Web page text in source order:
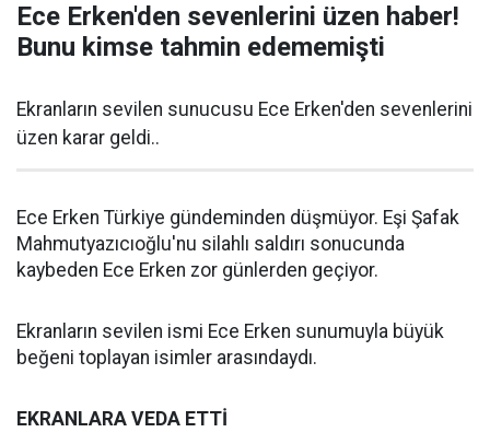
Ece Erken'den sevenlerini üzen haber!
Bunu kimse tahmin edememişti
Ekranların sevilen sunucusu Ece Erken'den sevenlerini
üzen karar geldi..
Ece Erken Türkiye gündeminden düşmüyor. Eşi Şafak
Mahmutyazıcıoğlu'nu silahlı saldırı sonucunda
kaybeden Ece Erken zor günlerden geçiyor.
Ekranların sevilen ismi Ece Erken sunumuyla büyük
beğeni toplayan isimler arasındaydı.
EKRANLARA VEDA ETTİ